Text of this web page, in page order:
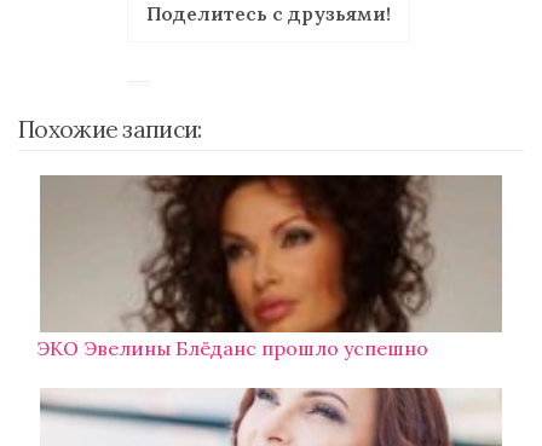
Поделитесь с друзьями!
Похожие записи:
ЭКО Эвелины Блёданс прошло успешно